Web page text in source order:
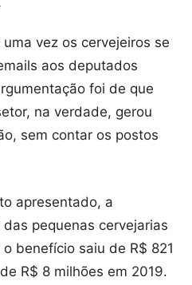
vez os cervejeiros se
aos deputados
foi de que
na verdade, gerou
sem contar os postos
apresentado, a
pequenas cervejarias
benefício saiu de R$ 821
R$ 8 milhões em 2019.